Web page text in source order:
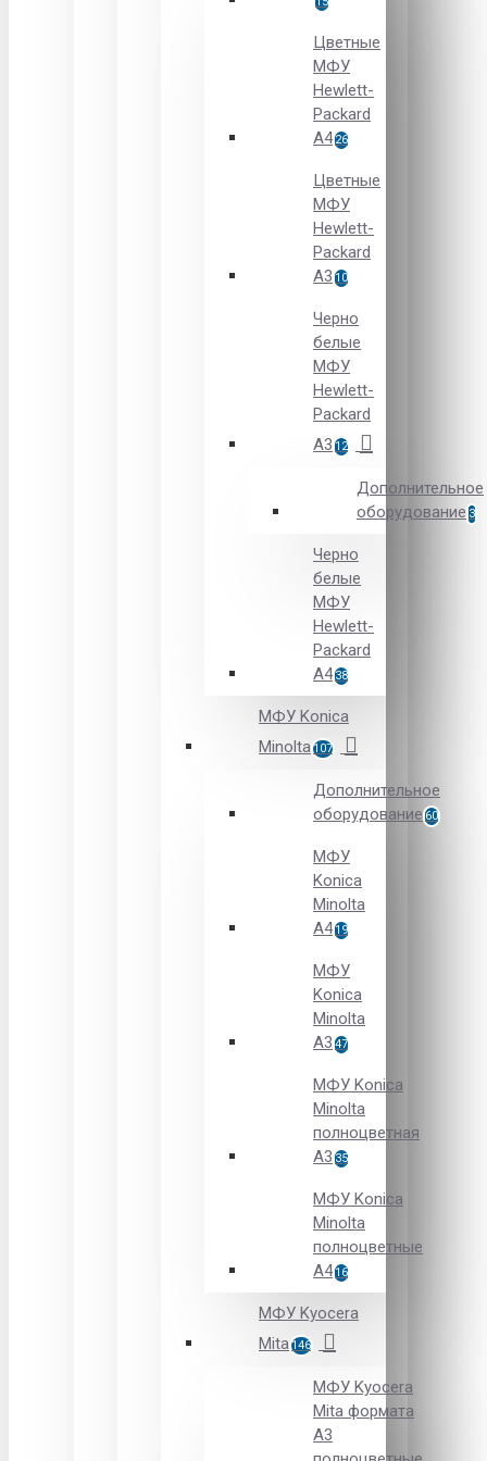
Цветные
МФУ
Hewlett-
Packard
A426
Цветные
МФУ
Hewlett-
Packard
А3 10
Черно
белые
МФУ
Hewlett-
Packard
А3 12
Дополнительное
оборудование 3
Черно
белые
МФУ
Hewlett-
Packard
А438
МФУ Konica
Minolta107
Дополнительное
оборудование 60
МФУ
Konica
Minolta
A419
МФУ
Konica
Minolta
A3 47
МФУ Konica
Minolta
полноцветная
А3 35
МФУ Konica
Minolta
полноцветные
А416
МФУ Kyocera
Mita146
МФУ Kyocera
Mita формата
A3